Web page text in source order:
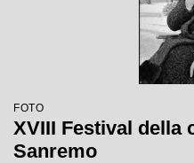
FOTO
XVIII Festival della
Sanremo